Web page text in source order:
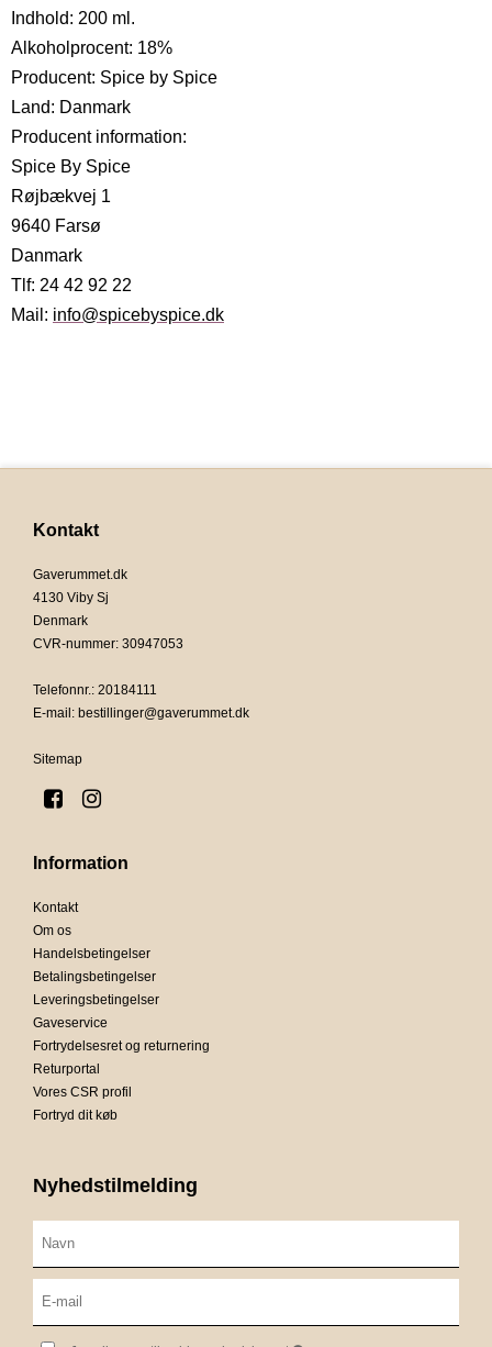
Indhold: 200 ml.
Alkoholprocent: 18%
Producent: Spice by Spice
Land: Danmark
Producent information:
Spice By Spice
Røjbækvej 1
9640 Farsø
Danmark
Tlf: 24 42 92 22
Mail: info@spicebyspice.dk
Kontakt
Gaverummet.dk
4130 Viby Sj
Denmark
CVR-nummer: 30947053
Telefonnr.: 20184111
E-mail : bestillinger@gaverummet.dk
Sitemap
Information
Kontakt
Om os
Handelsbetingelser
Betalingsbetingelser
Leveringsbetingelser
Gaveservice
Fortrydelsesret og returnering
Returportal
Vores CSR profil
Fortryd dit køb
Nyhedstilmelding